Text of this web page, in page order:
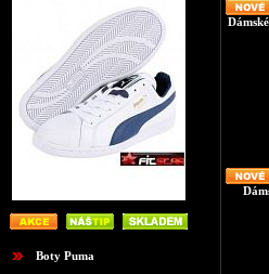
Boty Puma